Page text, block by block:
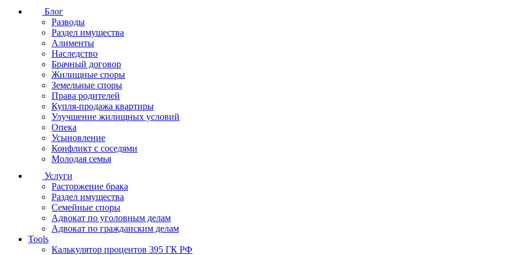
Блог
Разводы
Раздел имущества
Алименты
Наследство
Брачный договор
Жилищные споры
Земельные споры
Права родителей
Купля-продажа квартиры
Улучшение жилищных условий
Опека
Усыновление
Конфликт с соседями
Молодая семья
Услуги
Расторжение брака
Раздел имущества
Семейные споры
Адвокат по уголовным делам
Адвокат по гражданским делам
Tools
Калькулятор процентов 395 ГК РФ